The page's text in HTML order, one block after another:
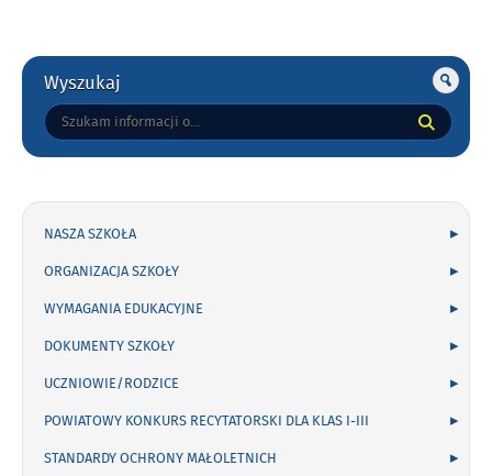
Gorne
Wyszukaj
Tutaj
wpisz
NASZA SZKOŁA
ORGANIZACJA SZKOŁY
WYMAGANIA EDUKACYJNE
DOKUMENTY SZKOŁY
UCZNIOWIE/RODZICE
POWIATOWY KONKURS RECYTATORSKI DLA KLAS I-III
STANDARDY OCHRONY MAŁOLETNICH